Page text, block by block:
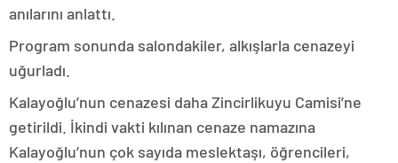
anılarını anlattı.
Program sonunda salondakiler, alkışlarla cenazeyi
uğurladı.
Kalayoğlu’nun cenazesi daha Zincirlikuyu Camisi’ne
getirildi. İkindi vakti kılınan cenaze namazına
Kalayoğlu’nun çok sayıda meslektaşı, öğrencileri,